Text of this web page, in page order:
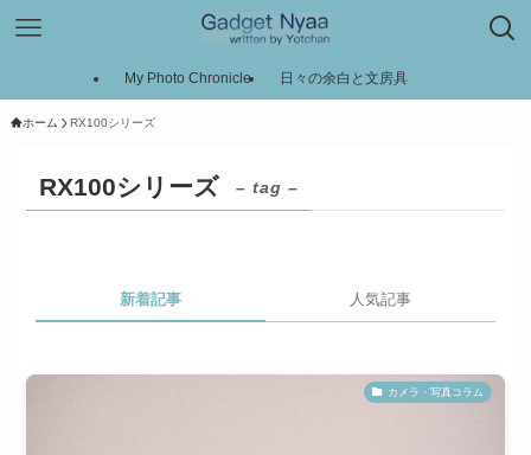
My Photo Chronicle 日々の余白と文房具
ホーム RX100シリーズ
RX100シリーズ – tag –
新着記事 人気記事
カメラ・写真コラム